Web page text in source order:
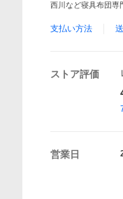
西川など寝具布団専
支払い方法
ストア評価
営業日